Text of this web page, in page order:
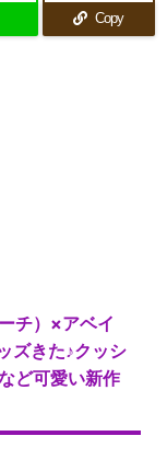
Copy
チ）×アベイ
ズきた♪クッシ
ど可愛い新作